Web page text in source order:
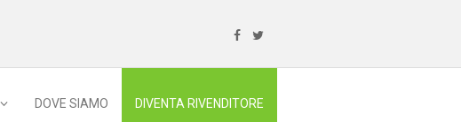
DOVE SIAMO DIVENTA RIVENDITORE